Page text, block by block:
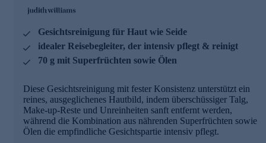
- Kann Schäden der Lipidschicht regenerieren
- Fördert optimales Omega-3/Omega-6-Verhältnis
BIO CLEANSER PRO
- Gründliche & schonenede Hautreinigung OHNE
- Fördert Aufnahmefähigkeit für andere Inhaltsstoffe
- Pflanzlicher Schaumbildner
REISSTÄRKE & KAOLIN
Gesichtsreinigung für Haut wie Seide
idealer Reisebegleiter, der intensiv pflegt & reinigt
70 g mit Superfrüchten sowie Ölen
Diese Gesichtsreinigung mit fester Konsistenz unterstützt ein
reines, ausgeglichenes Hautbild, indem überschüssiger Talg,
Make-up-Reste und Unreinheiten sanft entfernt werden,
während die Kombination aus nährenden Superfrüchten sowie
Ölen die empfindliche Gesichtspartie intensiv pflegt.